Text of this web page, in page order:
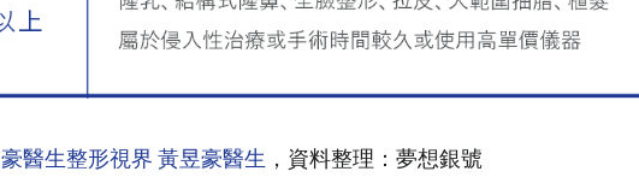
豪醫生整形視界 黃昱豪醫生 ，資料整理：夢想銀號